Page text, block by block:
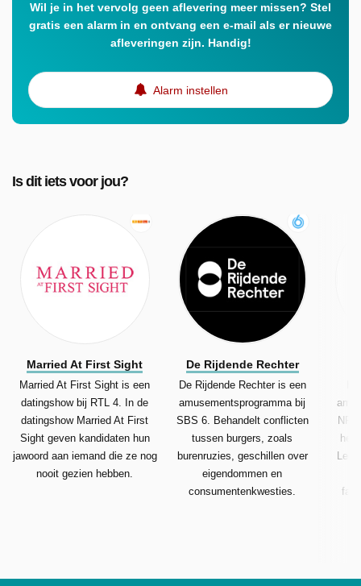
Wil je in het vervolg geen aflevering meer missen? Stel
gratis een alarm in en ontvang een e-mail als er nieuwe
afleveringen zijn. Handig!
Alarm instellen
Is dit iets voor jou?
Married At First Sight
Married At First Sight is een
datingshow bij RTL 4. In de
datingshow Married At First
Sight geven kandidaten hun
jawoord aan iemand die ze nog
nooit gezien hebben.
De Rijdende Rechter
De Rijdende Rechter is een
amusementsprogramma bij
SBS 6. Behandelt conflicten
tussen burgers, zoals
burenruzies, geschillen over
eigendommen en
consumentenkwesties.